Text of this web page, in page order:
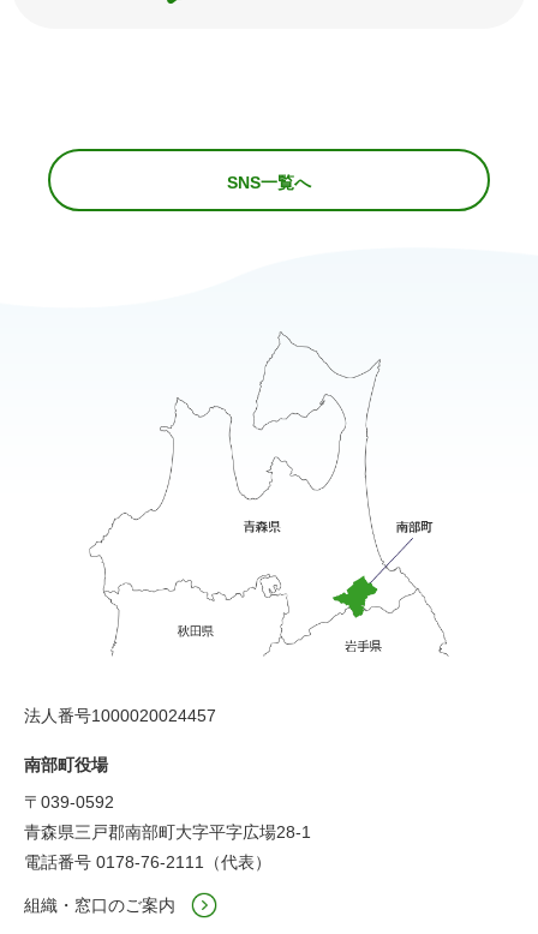
SNS一覧へ
法人番号1000020024457
南部町役場
〒039-0592
青森県三戸郡南部町大字平字広場28-1
電話番号 0178-76-2111（代表）
組織・窓口のご案内